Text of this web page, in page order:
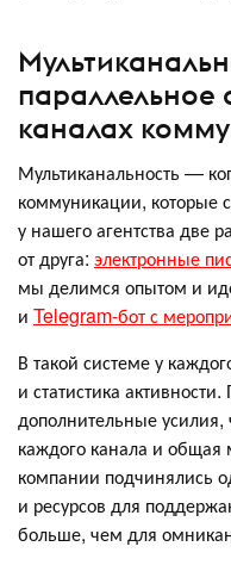
каналах
Мультиканальность —
коммуникации, которые
у нашего агентства две
от друга: электронные
мы делимся опытом и
и Telegram-бот с
В такой системе у
и статистика
дополнительные усилия,
каждого канала и общая
компании подчинялись
и ресурсов для
больше, чем для